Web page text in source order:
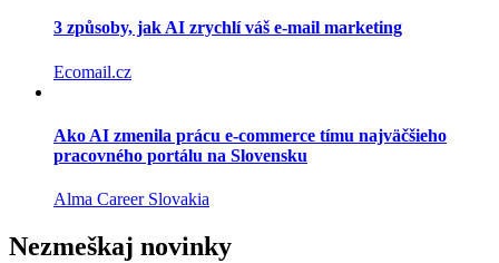
3 způsoby, jak AI zrychlí váš e-mail marketing
Ecomail.cz
Ako AI zmenila prácu e-commerce tímu najväčšieho
pracovného portálu na Slovensku
Alma Career Slovakia
Nezmeškaj novinky